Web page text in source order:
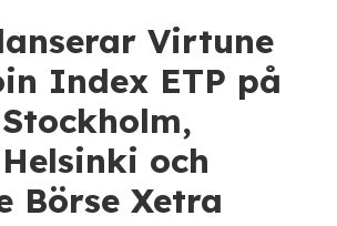
Virtune
Index ETP på
och
Börse Xetra